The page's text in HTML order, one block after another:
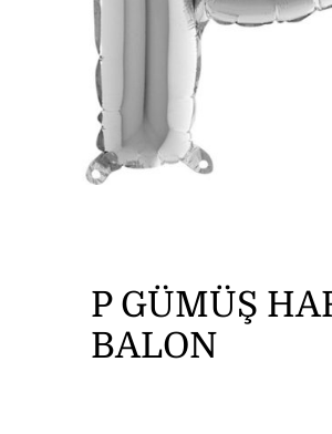
DİĞER ÜRÜNLER
P GÜMÜŞ
BALON